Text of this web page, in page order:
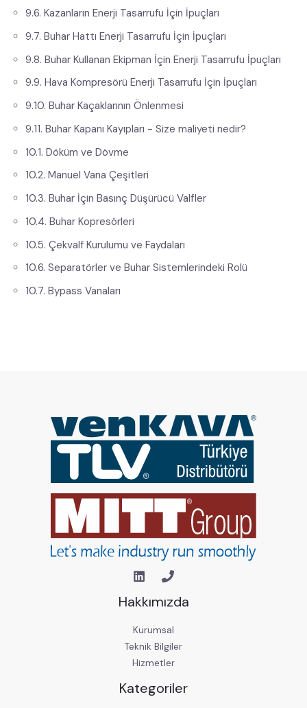
9.6. Kazanların Enerji Tasarrufu İçin İpuçları
9.7. Buhar Hattı Enerji Tasarrufu İçin İpuçları
9.8. Buhar Kullanan Ekipman İçin Enerji Tasarrufu İpuçları
9.9. Hava Kompresörü Enerji Tasarrufu İçin İpuçları
9.10. Buhar Kaçaklarının Önlenmesi
9.11. Buhar Kapanı Kayıpları - Size maliyeti nedir?
10.1. Döküm ve Dövme
10.2. Manuel Vana Çeşitleri
10.3. Buhar İçin Basınç Düşürücü Valfler​
10.4. Buhar Kopresörleri
10.5. Çekvalf Kurulumu ve Faydaları
10.6. Separatörler ve Buhar Sistemlerindeki Rolü
10.7. Bypass Vanaları
Hakkımızda
Kurumsal
Teknik Bilgiler
Hizmetler
Kategoriler